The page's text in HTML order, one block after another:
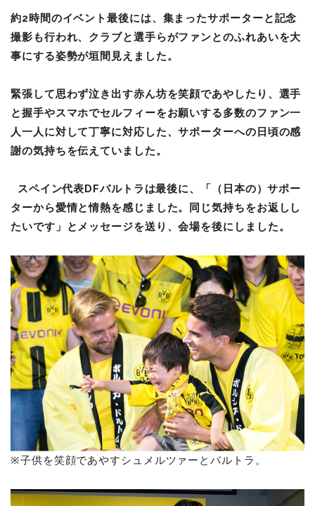
約2時間のイベント最後には、集まったサポーターと記念
撮影も行われ、クラブと選手らがファンとのふれあいを大
事にする姿勢が垣間見えました。
緊張して思わず泣き出す赤ん坊を笑顔であやしたり、選手
と握手やスマホでセルフィーをお願いする多数のファン一
人一人に対して丁寧に対応した、サポーターへの日頃の感
謝の気持ちを伝えていました。
スペイン代表DFバルトラは最後に、「（日本の）サポー
ターから愛情と情熱を感じました。同じ気持ちをお返しし
たいです」とメッセージを送り、会場を後にしました。
※子供を笑顔であやすシュメルツァーとバルトラ。